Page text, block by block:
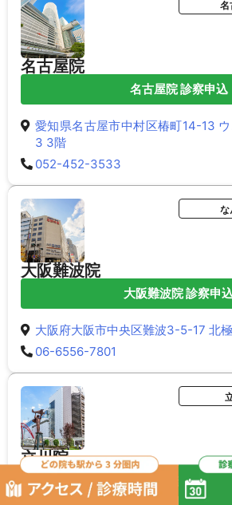
名古屋院
名
名古屋院 診察申込
愛知県名古屋市中村区椿町14-13
3 3階
052-452-3533
大阪難波院
な
大阪難波院 診察申
大阪府大阪市中央区難波3-5-17 北
06-6556-7801
立川院
立川院 診察申込